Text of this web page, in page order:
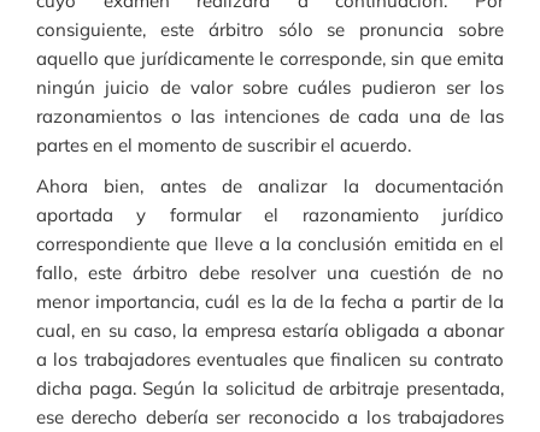
consiguiente, este árbitro sólo se pronuncia sobre
aquello que jurídicamente le corresponde, sin que emita
ningún juicio de valor sobre cuáles pudieron ser los
razonamientos o las intenciones de cada una de las
partes en el momento de suscribir el acuerdo.
Ahora bien, antes de analizar la documentación
aportada y formular el razonamiento jurídico
correspondiente que lleve a la conclusión emitida en el
fallo, este árbitro debe resolver una cuestión de no
menor importancia, cuál es la de la fecha a partir de la
cual, en su caso, la empresa estaría obligada a abonar
a los trabajadores eventuales que finalicen su contrato
dicha paga. Según la solicitud de arbitraje presentada,
ese derecho debería ser reconocido a los trabajadores